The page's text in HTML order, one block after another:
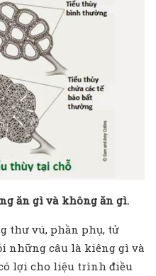
ăn gì và không ăn gì.
thư vú, phần phụ, tử
những câu là kiêng gì và
lợi cho liệu trình điều